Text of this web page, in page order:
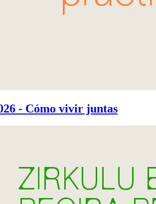
- Cómo vivir juntas